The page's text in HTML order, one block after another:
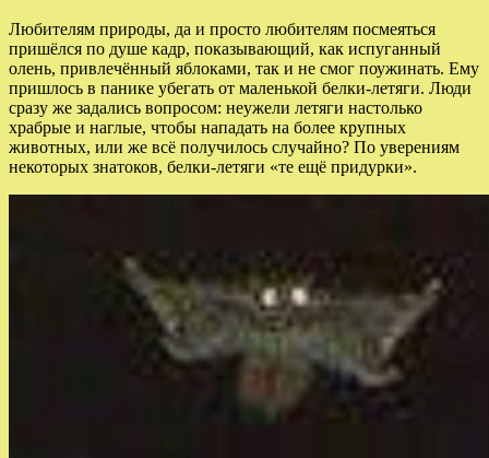
Любителям природы, да и просто любителям посмеяться
пришёлся по душе кадр, показывающий, как испуганный
олень, привлечённый яблоками, так и не смог поужинать. Ему
пришлось в панике убегать от маленькой белки-летяги. Люди
сразу же задались вопросом: неужели летяги настолько
храбрые и наглые, чтобы нападать на более крупных
животных, или же всё получилось случайно? По уверениям
некоторых знатоков, белки-летяги «те ещё придурки».